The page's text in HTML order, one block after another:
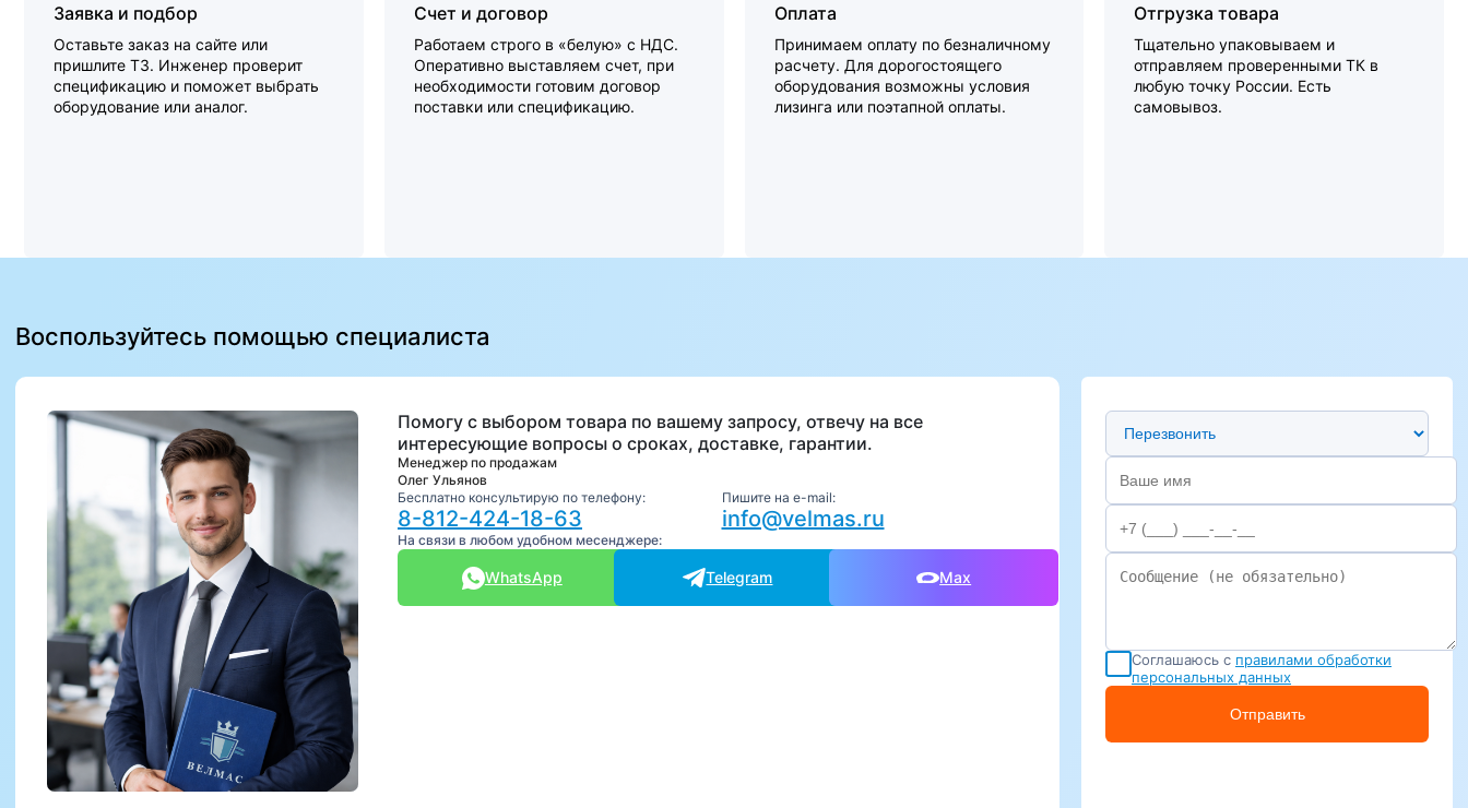
Заявка и подбор
Оставьте заказ на сайте или
пришлите ТЗ. Инженер проверит
спецификацию и поможет выбрать
оборудование или аналог.
Счет и договор
Работаем строго в «белую» с НДС.
Оперативно выставляем счет, при
необходимости готовим договор
поставки или спецификацию.
Оплата
Принимаем оплату по безналичному
расчету. Для дорогостоящего
оборудования возможны условия
лизинга или поэтапной оплаты.
Отгрузка товара
Тщательно упаковываем и
отправляем проверенными ТК в
любую точку России. Есть
самовывоз.
Воспользуйтесь помощью специалиста
Помогу с выбором товара по вашему запросу, отвечу на все
интересующие вопросы о сроках, доставке, гарантии.
Менеджер по продажам
Олег Ульянов
Бесплатно консультирую по телефону:
8-812-424-18-63
Пишите на e-mail:
info@velmas.ru
На связи в любом удобном месенджере:
WhatsApp Telegram Max
Предпочтительный способ связи
Соглашаюсь с правилами обработки
персональных данных
Отправить